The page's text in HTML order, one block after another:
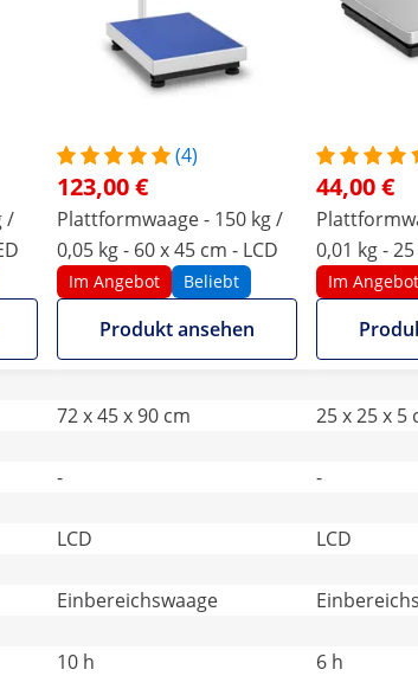
/
(4)
123,00 €
Plattformwaage - 150 kg /
0,05 kg - 60 x 45 cm - LCD
Im Angebot Beliebt
Produkt ansehen
44,00 €
0,01 kg -
externes
Im Angebot
72 x 45 x 90 cm 25 x 25 x 5
- -
LCD LCD
Einbereichswaage
10 h 6 h